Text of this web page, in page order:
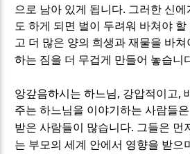
으로 남아 있게 됩니다. 그러한 신
도 하게 되면 벌이 두려워 바쳐야
고 더 많은 양의 희생과 재물을 바
하는 짐을 더 무겁게 만들어 놓습니
앙갚음하시는 하느님, 강압적이고,
주는 하느님을 이야기하는 사람들
받은 사람들이 많습니다. 그들은 먼
는 부모의 세계 안에서 영향을 받으